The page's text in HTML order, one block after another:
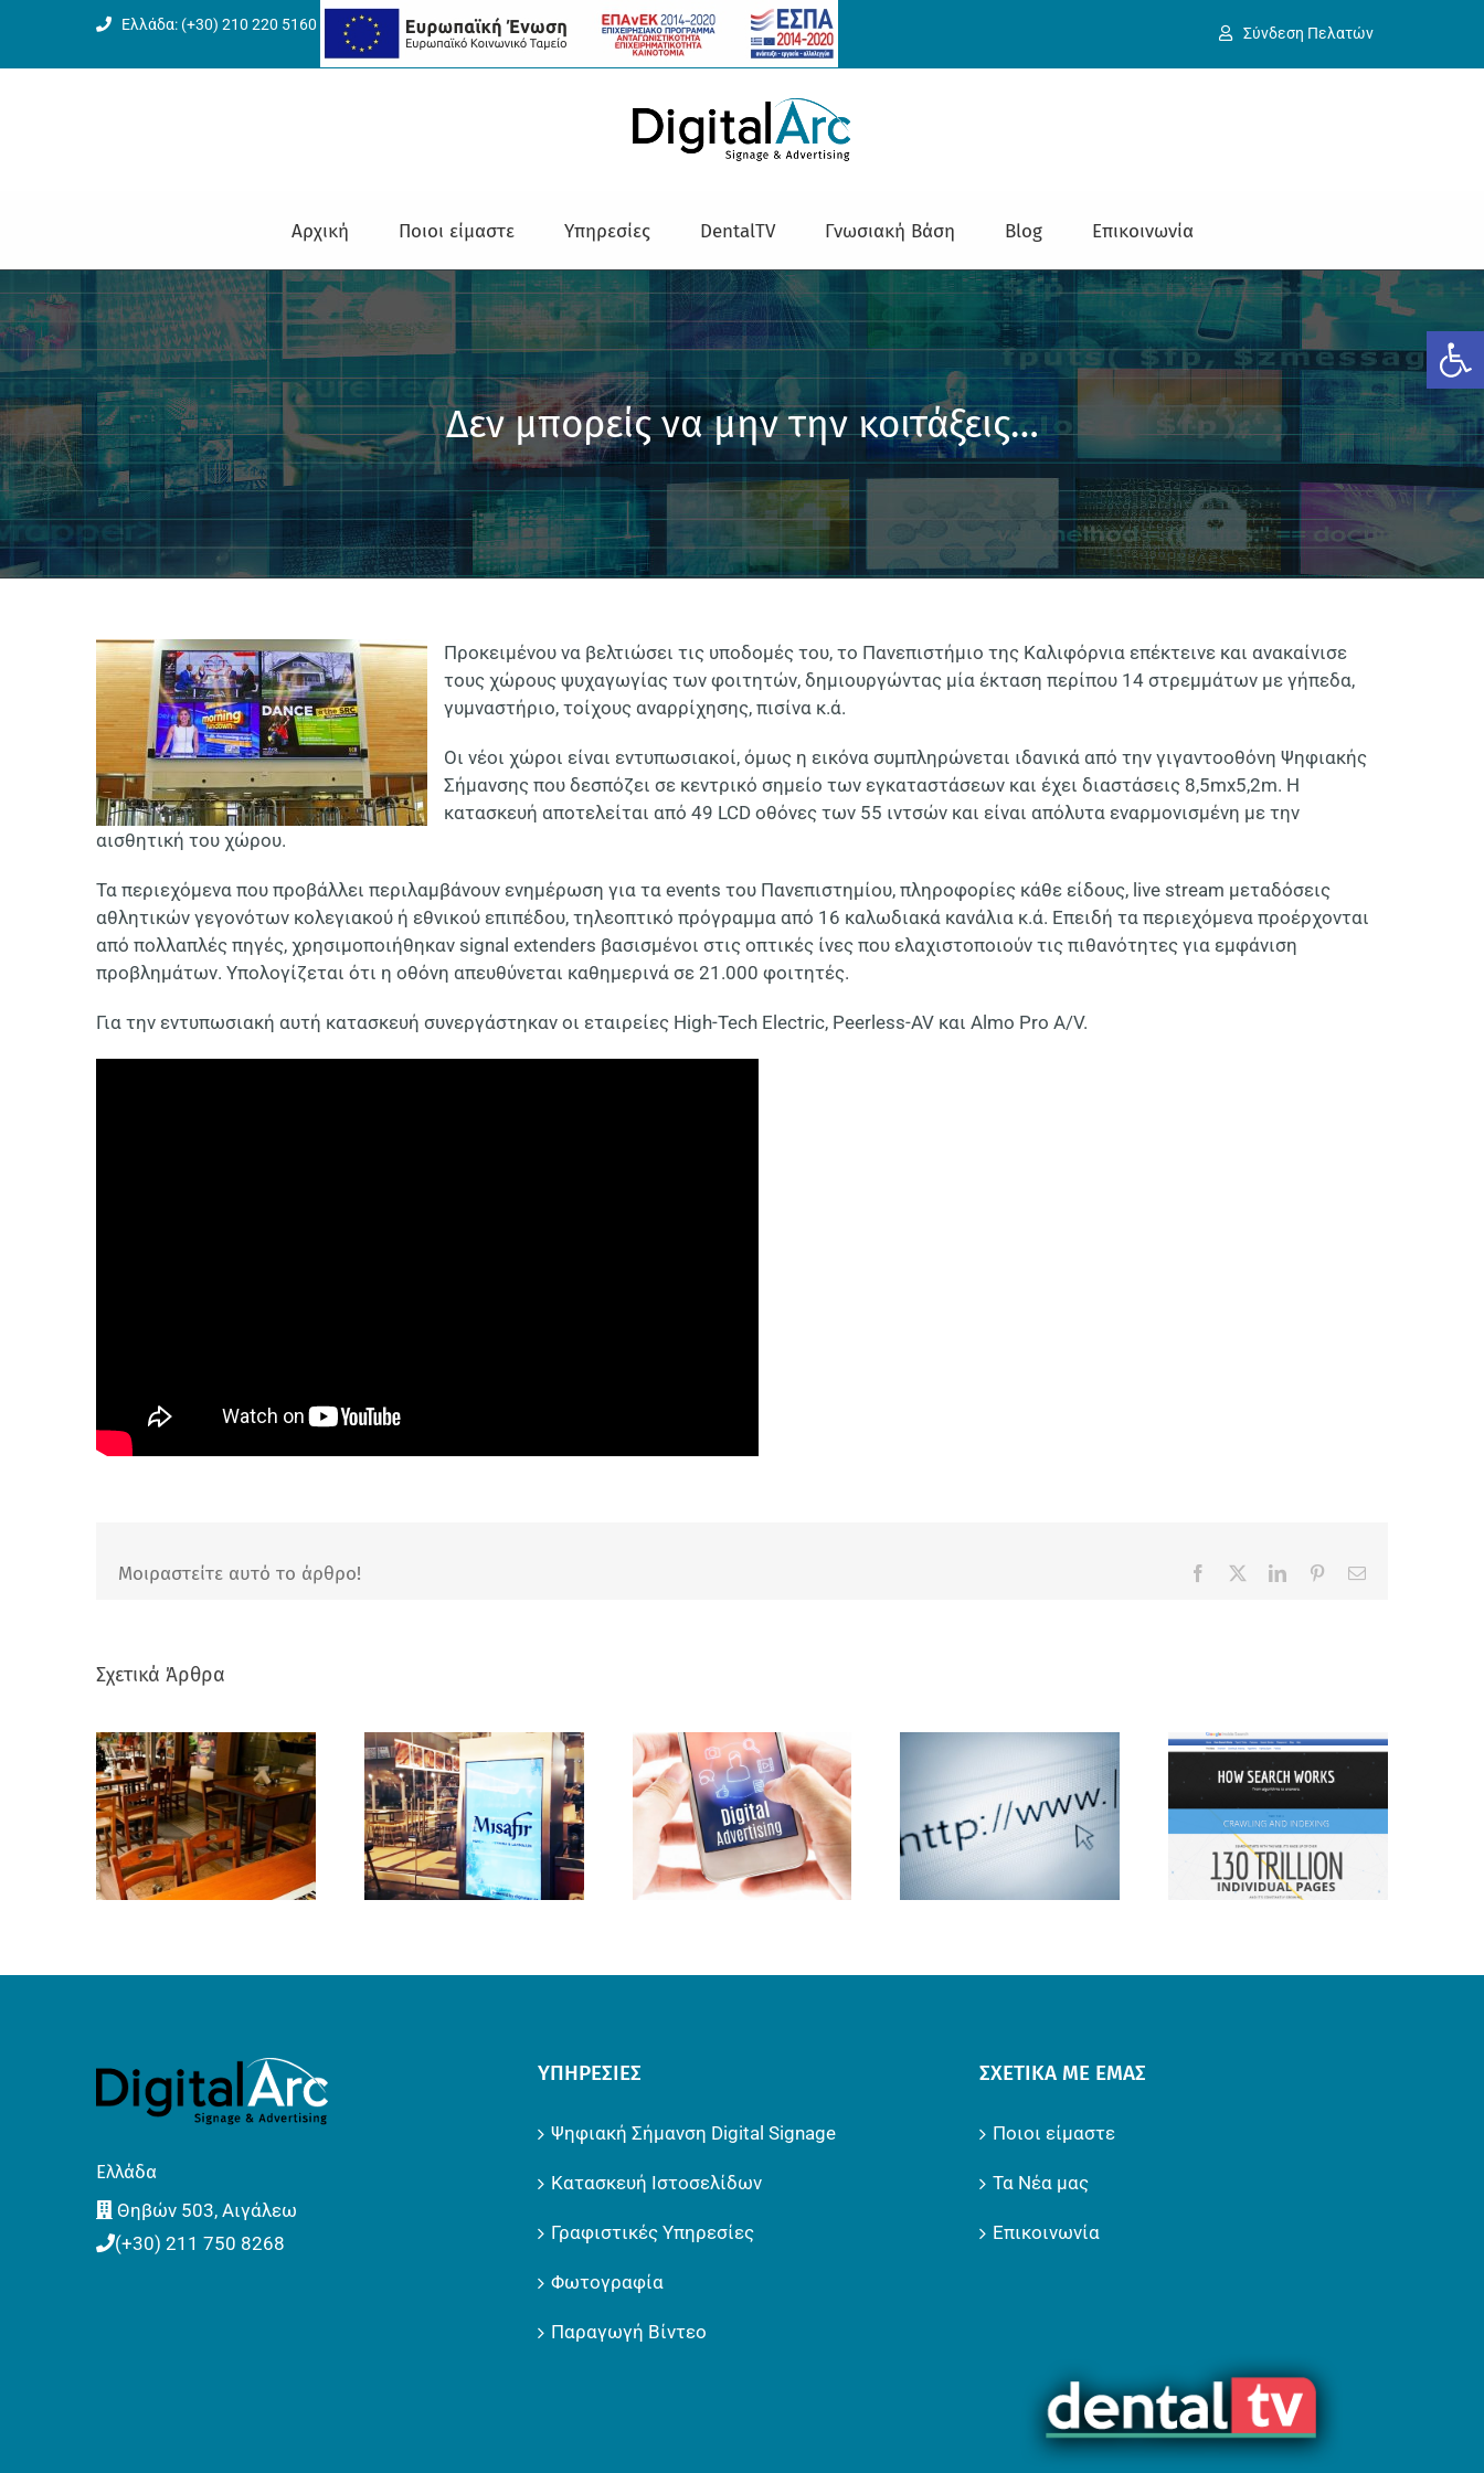
περιεχόμενο
Ελλάδα: (+30) 210 220 5160 Σύνδεση Πελατών
Αρχική Ποιοι είμαστε Υπηρεσίες DentalTV Γνωσιακή Βάση Blog Επικοινωνία
Δεν μπορείς να μην την κοιτάξεις…
Προκειμένου να βελτιώσει τις υποδομές του, το Πανεπιστήμιο της Καλιφόρνια επέκτεινε και ανακαίνισε
τους χώρους ψυχαγωγίας των φοιτητών, δημιουργώντας μία έκταση περίπου 14 στρεμμάτων με γήπεδα,
γυμναστήριο, τοίχους αναρρίχησης, πισίνα κ.ά.
Οι νέοι χώροι είναι εντυπωσιακοί, όμως η εικόνα συμπληρώνεται ιδανικά από την γιγαντοοθόνη Ψηφιακής
Σήμανσης που δεσπόζει σε κεντρικό σημείο των εγκαταστάσεων και έχει διαστάσεις 8,5mx5,2m. Η
κατασκευή αποτελείται από 49 LCD οθόνες των 55 ιντσών και είναι απόλυτα εναρμονισμένη με την
αισθητική του χώρου.
Τα περιεχόμενα που προβάλλει περιλαμβάνουν ενημέρωση για τα events του Πανεπιστημίου, πληροφορίες κάθε είδους, live stream μεταδόσεις
αθλητικών γεγονότων κολεγιακού ή εθνικού επιπέδου, τηλεοπτικό πρόγραμμα από 16 καλωδιακά κανάλια κ.ά. Επειδή τα περιεχόμενα προέρχονται
από πολλαπλές πηγές, χρησιμοποιήθηκαν signal extenders βασισμένοι στις οπτικές ίνες που ελαχιστοποιούν τις πιθανότητες για εμφάνιση
προβλημάτων. Υπολογίζεται ότι η οθόνη απευθύνεται καθημερινά σε 21.000 φοιτητές.
Για την εντυπωσιακή αυτή κατασκευή συνεργάστηκαν οι εταιρείες High-Tech Electric, Peerless-AV και Almo Pro A/V.
Μοιραστείτε αυτό το άρθρο! Facebook LinkedInPinterestEmail
Σχετικά Άρθρα
Ελλάδα
Θηβών 503, Αιγάλεω
(+30) 211 750 8268
ΥΠΗΡΕΣΊΕΣ
Ψηφιακή Σήμανση Digital Signage
Κατασκευή Ιστοσελίδων
Γραφιστικές Υπηρεσίες
Φωτογραφία
Παραγωγή Βίντεο
ΣΧΕΤΙΚΆ ΜΕ ΕΜΆΣ
Ποιοι είμαστε
Τα Νέα μας
Επικοινωνία